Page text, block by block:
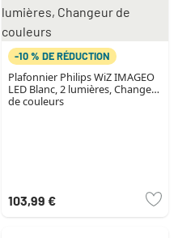
-10 % DE RÉDUCTION
Plafonnier Philips WiZ IMAGEO
LED Blanc, 2 lumières, Changeur
de couleurs
103,99 €